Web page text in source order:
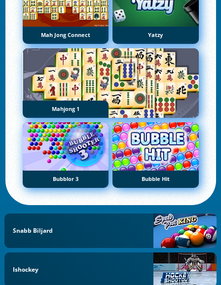
Mah Jong Connect Yatzy
Mahjong 1
Bubblor 3 Bubble Hit
Snabb Biljard
Ishockey